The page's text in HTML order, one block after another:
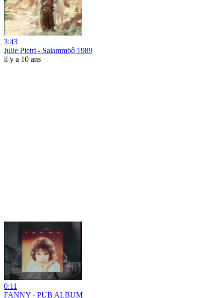
3:43
Julie Pietri - Salammbô 1989
il y a 10 ans
0:11
FANNY - PUB ALBUM